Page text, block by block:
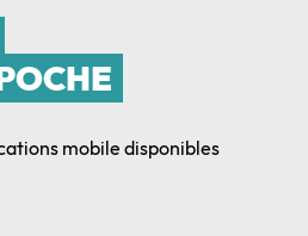
mobile disponibles